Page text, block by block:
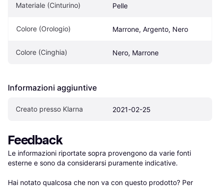
Materiale (Cinturino) Pelle
Colore (Orologio) Marrone, Argento, Nero
Colore (Cinghia) Nero, Marrone
Informazioni aggiuntive
Creato presso Klarna 2021-02-25
Feedback
Le informazioni riportate sopra provengono da varie fonti
esterne e sono da considerarsi puramente indicative.
Hai notato qualcosa che non va con questo prodotto? Per